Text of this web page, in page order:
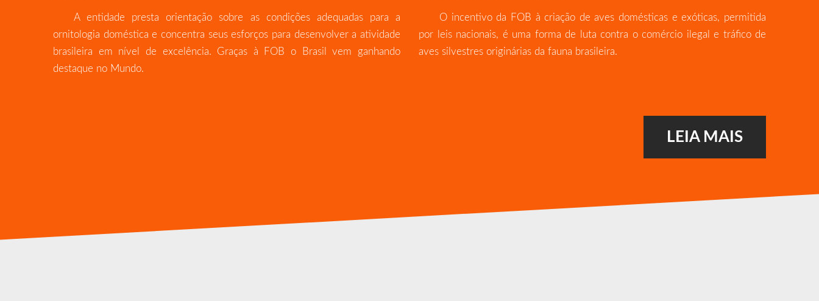
A entidade presta orientação sobre as condições adequadas para a
ornitologia doméstica e concentra seus esforços para desenvolver a atividade
brasileira em nível de excelência. Graças à FOB o Brasil vem ganhando
destaque no Mundo.
O incentivo da FOB à criação de aves domésticas e exóticas, permitida
por leis nacionais, é uma forma de luta contra o comércio ilegal e tráfico de
aves silvestres originárias da fauna brasileira.
LEIA MAIS